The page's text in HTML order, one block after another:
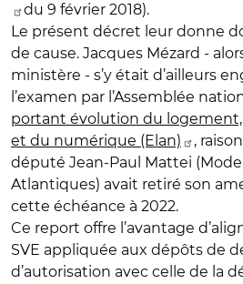
du 9 février 2018).
Le présent décret leur donne
de cause. Jacques Mézard -
ministère - s’y était d’ailleurs
l’examen par l’Assemblée
portant évolution du
et du numérique (Elan)
,
député Jean-Paul Mattei
Atlantiques) avait retiré son
cette échéance à 2022.
Ce report offre l’avantage
SVE appliquée aux dépôts de
d’autorisation avec celle de la